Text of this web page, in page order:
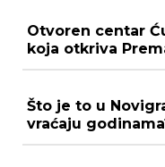
Otvoren centar
koja otkriva
Što je to u
vraćaju